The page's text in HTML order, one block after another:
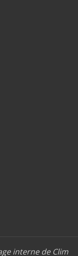
interne de Clim